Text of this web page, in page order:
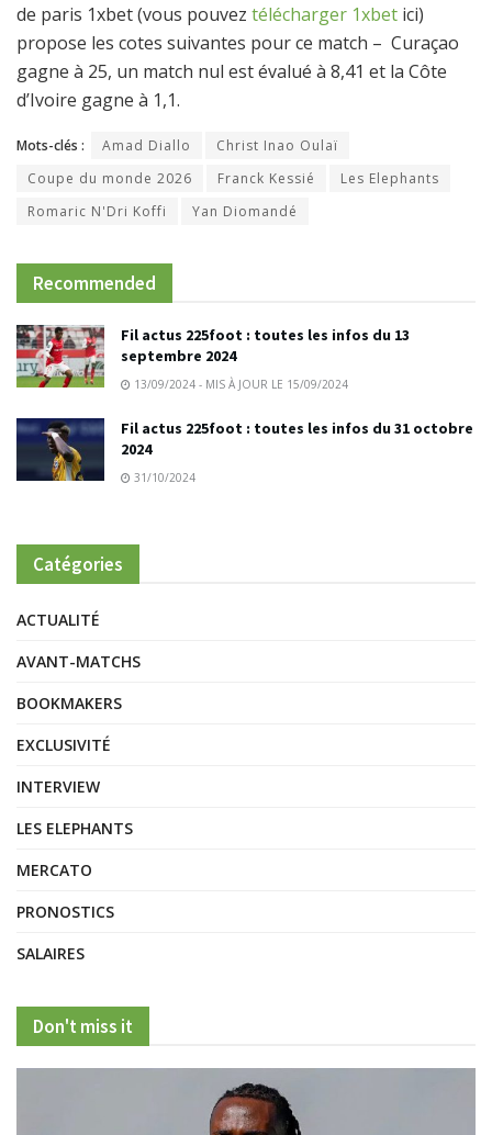
de paris 1xbet (vous pouvez télécharger 1xbet ici)
propose les cotes suivantes pour ce match – Curaçao
gagne à 25, un match nul est évalué à 8,41 et la Côte
d’Ivoire gagne à 1,1.
Mots-clés : Amad Diallo
Christ Inao Oulaï
Coupe du monde 2026
Franck Kessié
Les Elephants
Romaric N'Dri Koffi
Yan Diomandé
Recommended
Fil actus 225foot : toutes les infos du 13
septembre 2024
13/09/2024 - MIS À JOUR LE 15/09/2024
Fil actus 225foot : toutes les infos du 31 octobre
2024
31/10/2024
Catégories
ACTUALITÉ
AVANT-MATCHS
BOOKMAKERS
EXCLUSIVITÉ
INTERVIEW
LES ELEPHANTS
MERCATO
PRONOSTICS
SALAIRES
Don't miss it